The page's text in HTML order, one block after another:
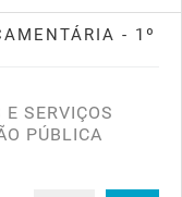
- 1º
SERVIÇOS
PÚBLICA